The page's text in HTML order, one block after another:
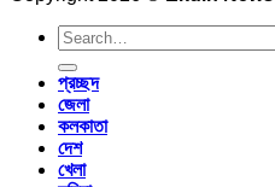
প্রচ্ছদ
জেলা
কলকাতা
দেশ
খেলা